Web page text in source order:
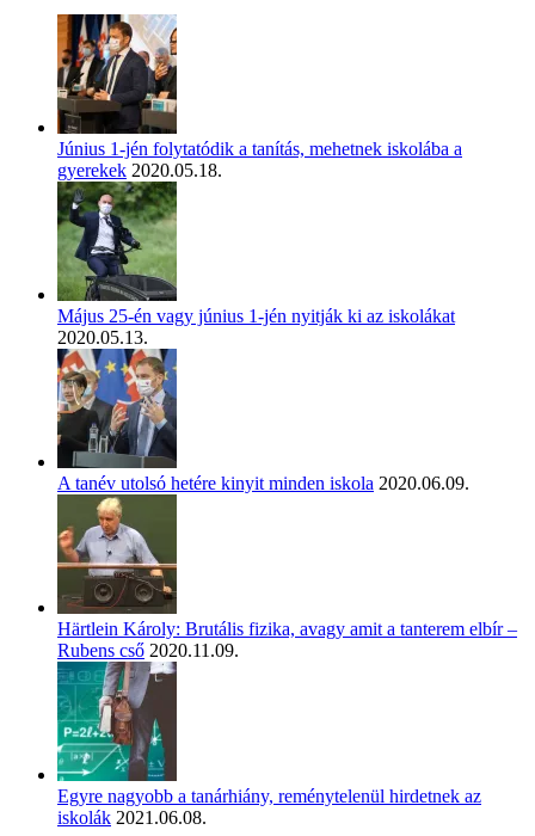
Június 1-jén folytatódik a tanítás, mehetnek iskolába a
gyerekek 2020.05.18.
Május 25-én vagy június 1-jén nyitják ki az iskolákat
2020.05.13.
A tanév utolsó hetére kinyit minden iskola 2020.06.09.
Härtlein Károly: Brutális fizika, avagy amit a tanterem elbír –
Rubens cső 2020.11.09.
Egyre nagyobb a tanárhiány, reménytelenül hirdetnek az
iskolák 2021.06.08.